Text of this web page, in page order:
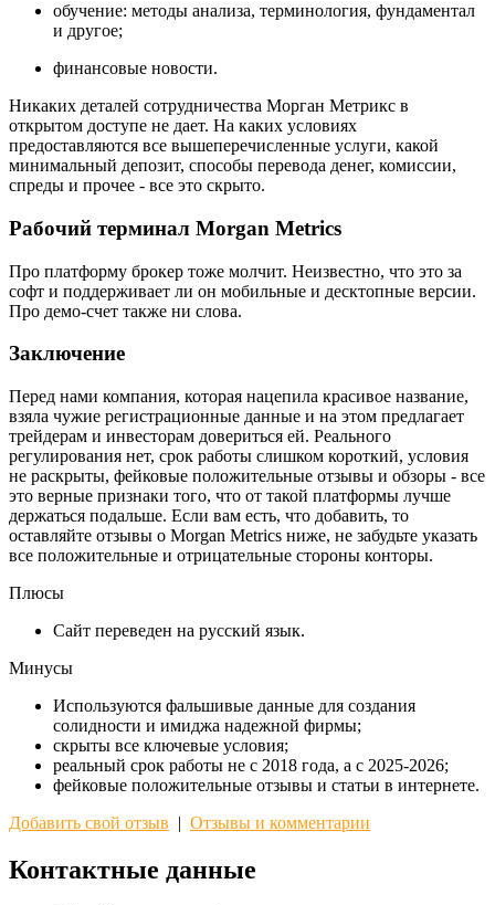
обучение: методы анализа, терминология, фундаментал
и другое;
финансовые новости.
Никаких деталей сотрудничества Морган Метрикс в
открытом доступе не дает. На каких условиях
предоставляются все вышеперечисленные услуги, какой
минимальный депозит, способы перевода денег, комиссии,
спреды и прочее - все это скрыто.
Рабочий терминал Morgan Metrics
Про платформу брокер тоже молчит. Неизвестно, что это за
софт и поддерживает ли он мобильные и десктопные версии.
Про демо-счет также ни слова.
Заключение
Перед нами компания, которая нацепила красивое название,
взяла чужие регистрационные данные и на этом предлагает
трейдерам и инвесторам довериться ей. Реального
регулирования нет, срок работы слишком короткий, условия
не раскрыты, фейковые положительные отзывы и обзоры - все
это верные признаки того, что от такой платформы лучше
держаться подальше. Если вам есть, что добавить, то
оставляйте отзывы о Morgan Metrics ниже, не забудьте указать
все положительные и отрицательные стороны конторы.
Плюсы
Сайт переведен на русский язык.
Минусы
Используются фальшивые данные для создания
солидности и имиджа надежной фирмы;
скрыты все ключевые условия;
реальный срок работы не с 2018 года, а с 2025-2026;
фейковые положительные отзывы и статьи в интернете.
Добавить свой отзыв | Отзывы и комментарии
Контактные данные